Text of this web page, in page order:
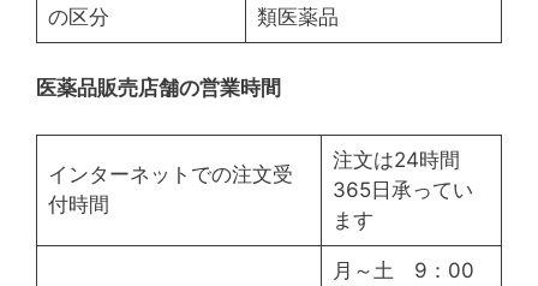
の区分
類医薬品
医薬品販売店舗の営業時間
インターネットでの注文受
付時間
注文は24時間
365日承ってい
ます
月～土 9：00